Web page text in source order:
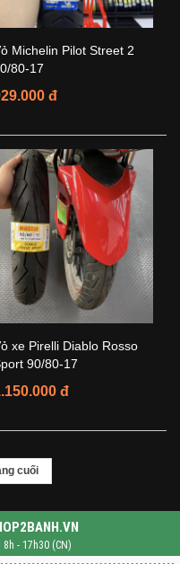
Michelin Pilot Street 2
80-17
đ
xe Pirelli Diablo Rosso
90/80-17
đ
cuối
- 17h30 (CN)